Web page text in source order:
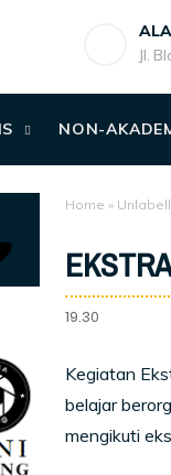
Jl.
NON-
Home »
19.30
Kegiatan
belajar
mengikuti